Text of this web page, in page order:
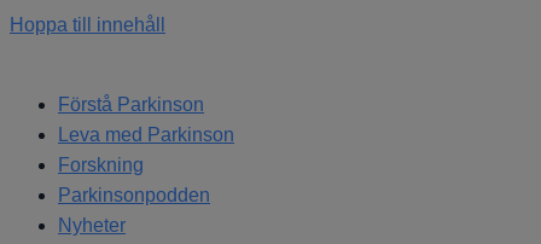
Hoppa till innehåll
Förstå Parkinson
Leva med Parkinson
Forskning
Parkinsonpodden
Nyheter